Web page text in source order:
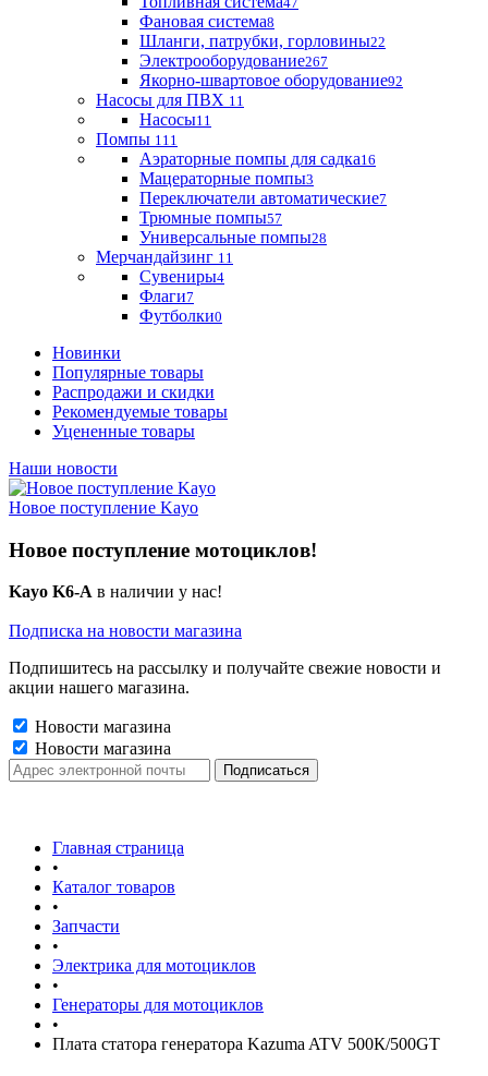
Фановая система8
Шланги, патрубки, горловины22
Электрооборудование267
Якорно-швартовое оборудование92
Насосы для ПВХ 11
Насосы11
Помпы 111
Аэраторные помпы для садка16
Мацераторные помпы3
Переключатели автоматические7
Трюмные помпы57
Универсальные помпы28
Мерчандайзинг 11
Сувениры4
Флаги7
Футболки0
Новинки
Популярные товары
Распродажи и скидки
Рекомендуемые товары
Уцененные товары
Наши новости
Новое поступление Kayo
Новое поступление мотоциклов!
Kayo K6-A в наличии у нас!
Подписка на новости магазина
Подпишитесь на рассылку и получайте свежие новости и
акции нашего магазина.
Новости магазина
Новости магазина
Главная страница
•
Каталог товаров
•
Запчасти
•
Электрика для мотоциклов
•
Генераторы для мотоциклов
•
Плата статора генератора Kazuma ATV 500К/500GT